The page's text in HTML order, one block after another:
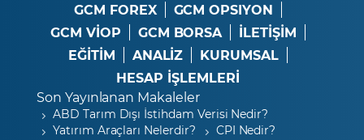
GCM FOREX
GCM OPSIYON
GCM VİOP
GCM BORSA
İLETİŞİM
EĞİTİM
ANALİZ
KURUMSAL
HESAP İŞLEMLERİ
Son Yayınlanan Makaleler
ABD Tarım Dışı İstihdam Verisi Nedir?
Yatırım Araçları Nelerdir?
CPI Nedir?